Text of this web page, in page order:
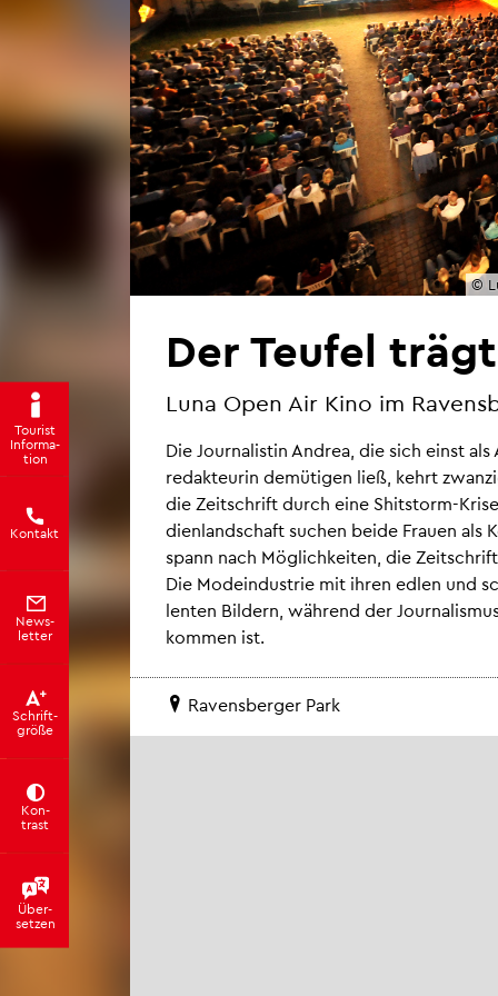
Tou­rist
In­for­ma­
ti­on
Kon­takt
News­
let­ter
Schrift­
grö­ße
Kon­
trast
Über­
set­zen
©
Der Teu­fel
Luna Open Air Kino im
Die Jour­na­lis­tin An­drea, die sich einst
re­dak­teu­rin de­mü­ti­gen ließ, kehrt
die Zeit­schrift durch eine Shit­s­torm-
di­en­land­schaft su­chen beide Frau­en als
spann nach Mög­lich­kei­ten, die
Die Mo­de­in­dus­trie mit ihren edlen und
len­ten Bil­dern, wäh­rend der
kom­men ist.
Ra­vens­ber­ger Park